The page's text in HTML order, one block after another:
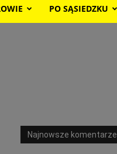
PO SĄSIEDZKU
Najnowsze komentarze